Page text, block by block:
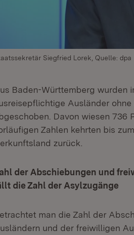
Siegfried Lorek, Quelle: dpa
Baden-Württemberg wurden
Ausländer
Davon wiesen 736
Zahlen kehrten bis
zurück.
der Abschiebungen und
die Zahl der Asylzugänge
man die Zahl der
und der freiwilligen